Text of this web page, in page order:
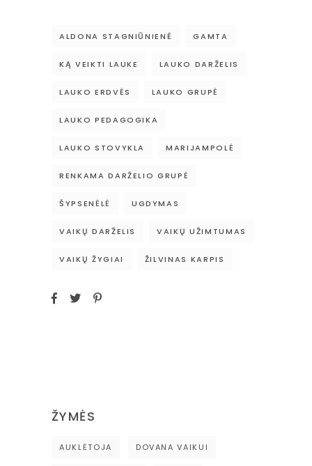
ALDONA STAGNIŪNIENĖ GAMTA
KĄ VEIKTI LAUKE LAUKO DARŽELIS
LAUKO ERDVĖS LAUKO GRUPĖ
LAUKO PEDAGOGIKA
LAUKO STOVYKLA MARIJAMPOLĖ
RENKAMA DARŽELIO GRUPĖ
ŠYPSENĖLĖ UGDYMAS
VAIKŲ DARŽELIS VAIKŲ UŽIMTUMAS
VAIKŲ ŽYGIAI ŽILVINAS KARPIS
ŽYMĖS
AUKLĖTOJA DOVANA VAIKUI